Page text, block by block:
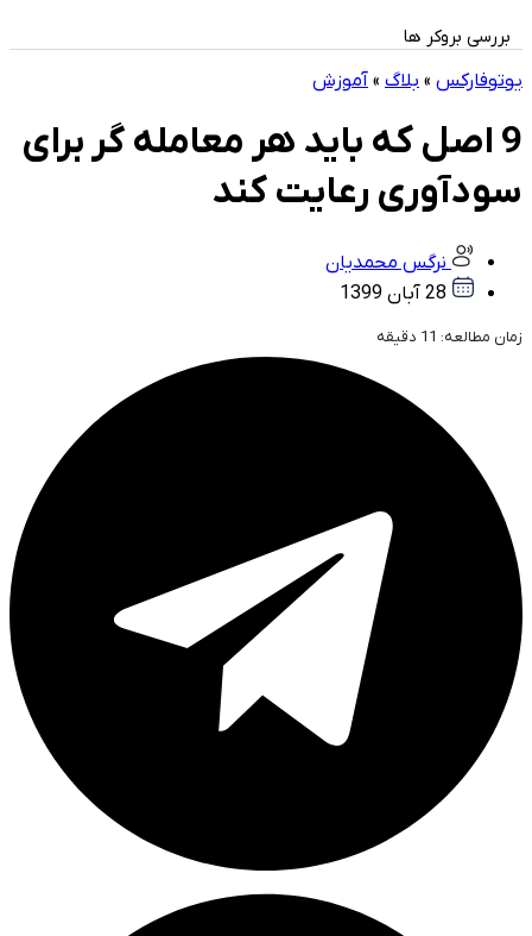
بررسی بروکر ها
یوتوفارکس » بلاگ » آموزش
9 اصل که باید هر معامله گر برای
سودآوری رعایت کند
نرگس محمدیان
28 آبان 1399
زمان مطالعه: 11 دقیقه